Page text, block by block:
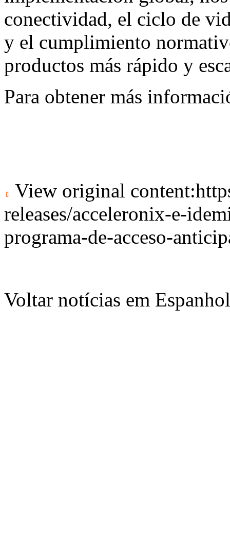
conectividad, el ciclo de
y el cumplimiento
productos más rápido y
Para obtener más
View original content:
releases/acceleronix-e-
programa-de-acceso-
Voltar notícias em Espanhol